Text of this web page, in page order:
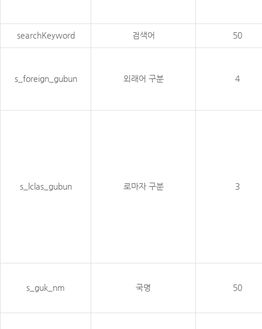
searchKeyword 검색어 50
s_foreign_gubun 외래어 구분 4
s_lclas_gubun 로마자 구분 3
s_guk_nm 국명 50